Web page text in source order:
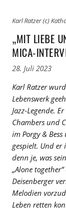
Karl Ratzer (c)
„MIT LIEBE
MICA-
28. Juli 2023
Karl Ratzer
Lebenswerk
Jazz-Legende.
Chambers und
im Porgy &
gespielt. Und er
denn je, was
„Alone
Deisenberger
Melodien
Leben retten